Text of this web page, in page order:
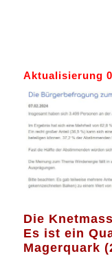
Aktualisierung
Die
Es ist ein
Magerquark